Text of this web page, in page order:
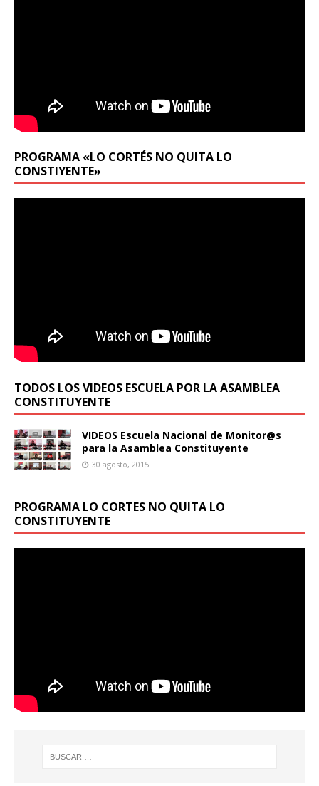
PROGRAMA «LO CORTÉS NO QUITA LO
CONSTIYENTE»
TODOS LOS VIDEOS ESCUELA POR LA ASAMBLEA
CONSTITUYENTE
VIDEOS Escuela Nacional de Monitor@s
para la Asamblea Constituyente
30 agosto, 2015
PROGRAMA LO CORTES NO QUITA LO
CONSTITUYENTE